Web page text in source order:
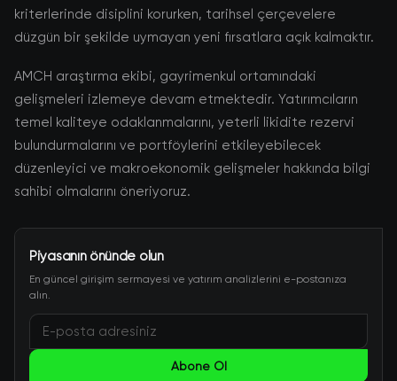
kriterlerinde disiplini korurken, tarihsel çerçevelere
düzgün bir şekilde uymayan yeni fırsatlara açık kalmaktır.
AMCH araştırma ekibi, gayrimenkul ortamındaki
gelişmeleri izlemeye devam etmektedir. Yatırımcıların
temel kaliteye odaklanmalarını, yeterli likidite rezervi
bulundurmalarını ve portföylerini etkileyebilecek
düzenleyici ve makroekonomik gelişmeler hakkında bilgi
sahibi olmalarını öneriyoruz.
Piyasanın önünde olun
En güncel girişim sermayesi ve yatırım analizlerini e-postanıza
alın.
Abone Ol